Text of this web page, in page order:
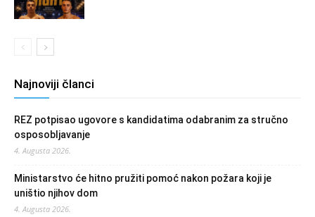
Najnoviji članci
REZ potpisao ugovore s kandidatima odabranim za stručno
osposobljavanje
4. Augusta 2026.
Ministarstvo će hitno pružiti pomoć nakon požara koji je
uništio njihov dom
4. Augusta 2026.